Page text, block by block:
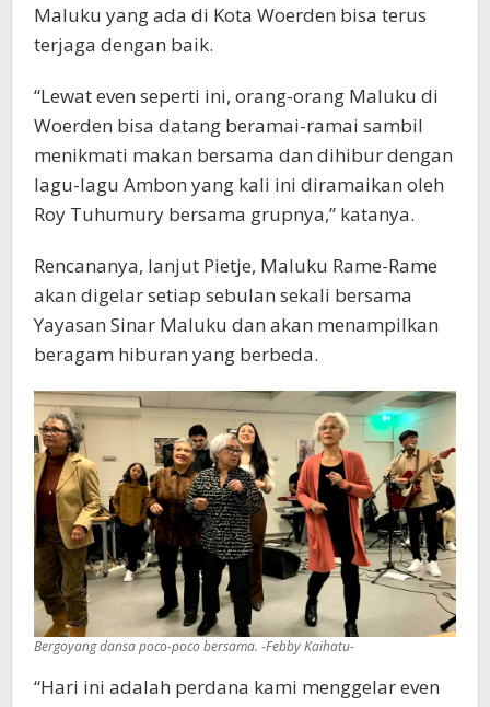
Maluku yang ada di Kota Woerden bisa terus
terjaga dengan baik.
“Lewat even seperti ini, orang-orang Maluku di
Woerden bisa datang beramai-ramai sambil
menikmati makan bersama dan dihibur dengan
lagu-lagu Ambon yang kali ini diramaikan oleh
Roy Tuhumury bersama grupnya,” katanya.
Rencananya, lanjut Pietje, Maluku Rame-Rame
akan digelar setiap sebulan sekali bersama
Yayasan Sinar Maluku dan akan menampilkan
beragam hiburan yang berbeda.
Bergoyang dansa poco-poco bersama. -Febby Kaihatu-
“Hari ini adalah perdana kami menggelar even